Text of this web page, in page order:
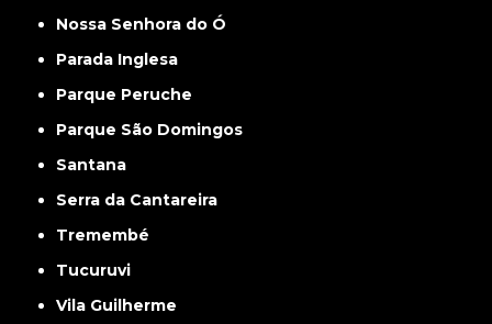
Nossa Senhora do Ó
Parada Inglesa
Parque Peruche
Parque São Domingos
Santana
Serra da Cantareira
Tremembé
Tucuruvi
Vila Guilherme